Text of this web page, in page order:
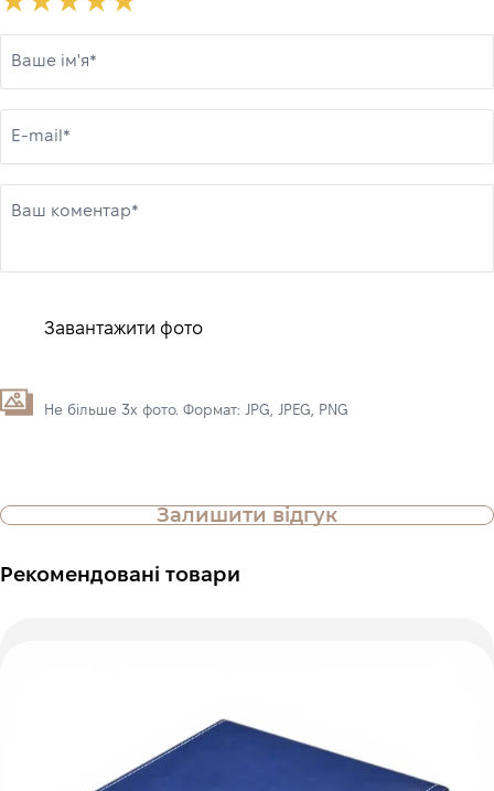
Ваше ім'я*
E-mail*
Ваш коментар*
Завантажити фото
Не більше 3х фото. Формат: JPG, JPEG, PNG
Залишити відгук
Рекомендовані товари